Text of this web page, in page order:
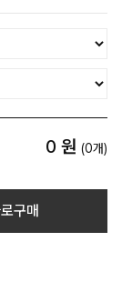
0 원 (0개)
구매